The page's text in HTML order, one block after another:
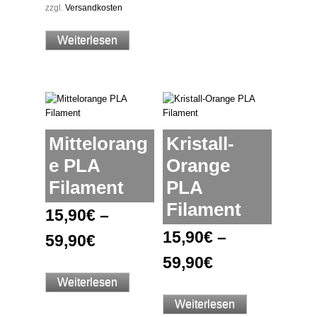
zzgl. Versandkosten
Weiterlesen
Mittelorang
e PLA
Filament
15,90€ –
59,90€
Weiterlesen
Kristall-
Orange
PLA
Filament
15,90€ –
59,90€
Weiterlesen